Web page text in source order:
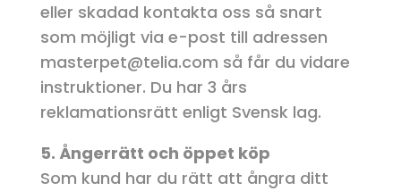
eller skadad kontakta oss så snart
som möjligt via e-post till adressen
masterpet@telia.com så får du vidare
instruktioner. Du har 3 års
reklamationsrätt enligt Svensk lag.
5. Ångerrätt och öppet köp
Som kund har du rätt att ångra ditt